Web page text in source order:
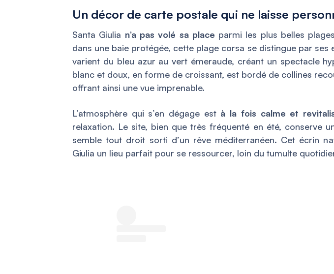
Un décor de carte postale qui ne laisse
Santa Giulia n’a pas volé sa place parmi les plus belles
dans une baie protégée, cette plage corsa se distingue par ses
varient du bleu azur au vert émeraude, créant un spectacle
blanc et doux, en forme de croissant, est bordé de collines
offrant ainsi une vue imprenable.
L’atmosphère qui s’en dégage està la fois calme et
relaxation. Le site, bien que très fréquenté en été, conserve
semble tout droit sorti d’un rêve méditerranéen. Cet écrin
Giulia un lieu parfait pour se ressourcer, loin du tumulte